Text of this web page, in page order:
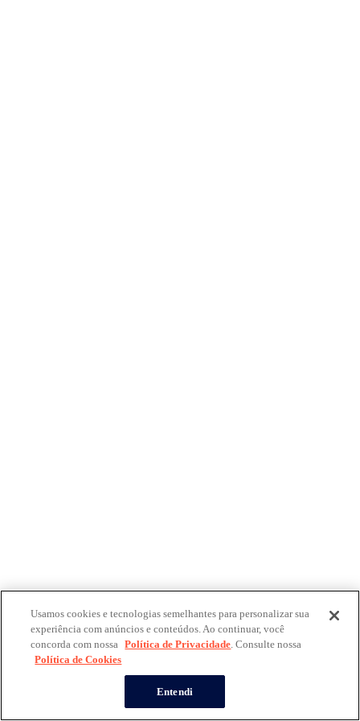
Usamos cookies e tecnologias semelhantes para personalizar sua
experiência com anúncios e conteúdos. Ao continuar, você
concorda com nossa Política de Privacidade. Consulte nossa
Política de Cookies
Entendi